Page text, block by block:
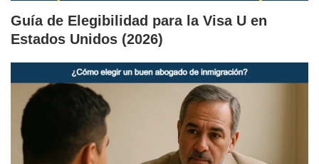
Guía de Elegibilidad para la Visa U en
Estados Unidos (2026)